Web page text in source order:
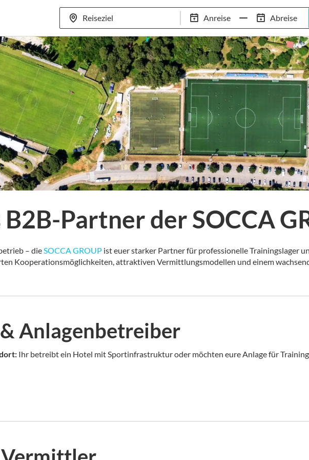
Anreise Abreise
Mehr als 80 Standorte 97,8% Weiterempfehlungsrate 20+ Jahre
Partner der SOCCA
– die SOCCA GROUP ist euer starker Partner für professionelle Trainingslager
Kooperationsmöglichkeiten, attraktiven Vermittlungsmodellen und einem
Anlagenbetreiber
Ihr betreibt ein Hotel mit Sportinfrastruktur oder möchten eure Anlage für